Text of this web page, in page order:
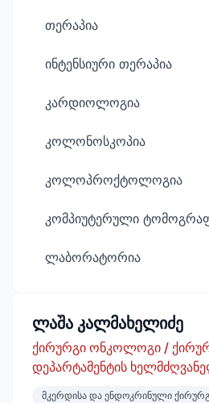
თერაპია
ინტენსიური თერაპია
კარდიოლოგია
კოლონოსკოპია
კოლოპროქტოლოგია
კომპიუტერული
ლაბორატორია
ლაშა კალმახელიძე
ქირურგი ონკოლოგი /
დეპარტამენტის
მკერდისა და ენდოკრინული